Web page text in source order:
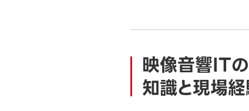
映像音響ITの
知識と現場